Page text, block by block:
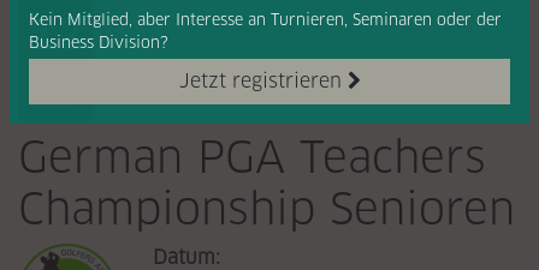
12
2023
German PGA Teachers
Championship Senioren
Datum:
Jetzt registrieren
Kein Mitglied, aber Interesse an Turnieren, Seminaren oder der
Business Division?